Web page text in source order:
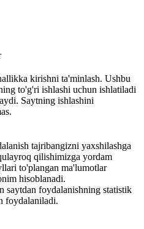
kirishni ta'minlash. Ushbu
to'g'ri ishlashi uchun ishlatiladi
Saytning ishlashini
tajribangizni yaxshilashga
qilishimizga yordam
to'plangan ma'lumotlar
hisoblanadi.
saytdan foydalanishning statistik
foydalaniladi.